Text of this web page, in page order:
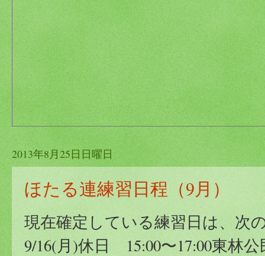
2013年8月25日日曜日
ほたる連練習日程（9月）
現在確定している練習日は、次
9/16(月)休日 15:00〜17:00東林